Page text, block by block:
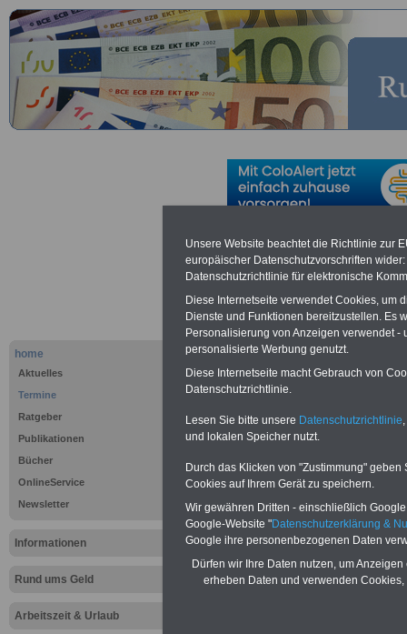
home
Aktuelles
Termine
Ratgeber
Publikationen
Bücher
OnlineService
Newsletter
Informationen
Rund ums Geld
Arbeitszeit & Urlaub
Vorschlag
neuer Artikel
>>>zur Bestellung des eBooks für
(inkl. Versand und MwSt.)
Unsere Website beachtet die Richtlinie zur
europäischer Datenschutzvorschriften
Datenschutzrichtlinie für elektronische
Diese Internetseite verwendet Cookies, um
Dienste und Funktionen bereitzustellen. Es
Personalisierung von Anzeigen verwendet
personalisierte Werbung genutzt.
Diese Internetseite macht Gebrauch von
Datenschutzrichtlinie.
Lesen Sie bitte unsere Datenschutzrichtlinie
und lokalen Speicher nutzt.
Durch das Klicken von "Zustimmung"
Cookies auf Ihrem Gerät zu speichern.
Wir gewähren Dritten - einschließlich
Google-Website "Datenschutzerklärung &
Google ihre personenbezogenen Daten
Dürfen wir Ihre Daten nutzen, um
erheben Daten und verwenden